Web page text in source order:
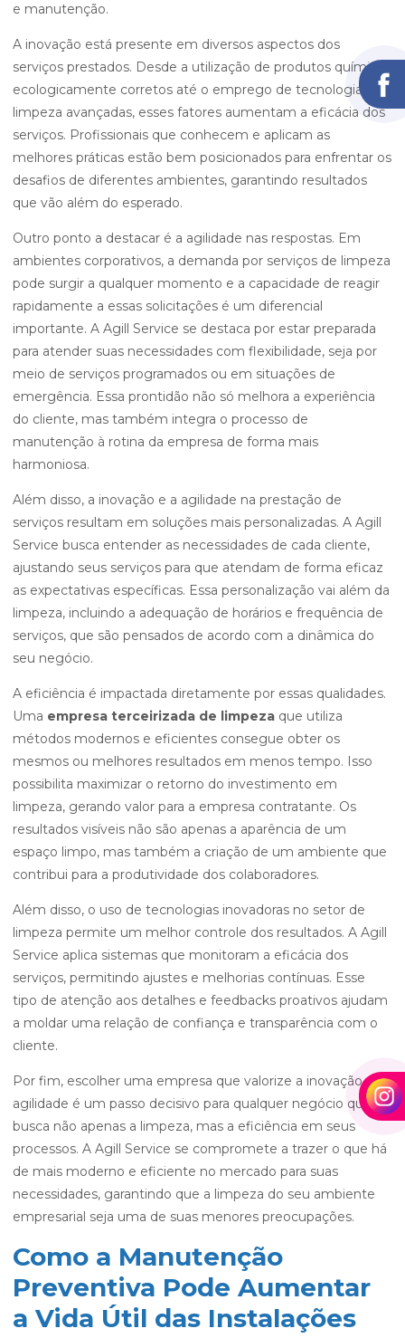
e manutenção.
A inovação está presente em diversos aspectos dos
serviços prestados. Desde a utilização de produtos químicos
ecologicamente corretos até o emprego de tecnologias de
limpeza avançadas, esses fatores aumentam a eficácia dos
serviços. Profissionais que conhecem e aplicam as
melhores práticas estão bem posicionados para enfrentar os
desafios de diferentes ambientes, garantindo resultados
que vão além do esperado.
Outro ponto a destacar é a agilidade nas respostas. Em
ambientes corporativos, a demanda por serviços de limpeza
pode surgir a qualquer momento e a capacidade de reagir
rapidamente a essas solicitações é um diferencial
importante. A Agill Service se destaca por estar preparada
para atender suas necessidades com flexibilidade, seja por
meio de serviços programados ou em situações de
emergência. Essa prontidão não só melhora a experiência
do cliente, mas também integra o processo de
manutenção à rotina da empresa de forma mais
harmoniosa.
Além disso, a inovação e a agilidade na prestação de
serviços resultam em soluções mais personalizadas. A Agill
Service busca entender as necessidades de cada cliente,
ajustando seus serviços para que atendam de forma eficaz
as expectativas específicas. Essa personalização vai além da
limpeza, incluindo a adequação de horários e frequência de
serviços, que são pensados de acordo com a dinâmica do
seu negócio.
A eficiência é impactada diretamente por essas qualidades.
Uma empresa terceirizada de limpeza que utiliza
métodos modernos e eficientes consegue obter os
mesmos ou melhores resultados em menos tempo. Isso
possibilita maximizar o retorno do investimento em
limpeza, gerando valor para a empresa contratante. Os
resultados visíveis não são apenas a aparência de um
espaço limpo, mas também a criação de um ambiente que
contribui para a produtividade dos colaboradores.
Além disso, o uso de tecnologias inovadoras no setor de
limpeza permite um melhor controle dos resultados. A Agill
Service aplica sistemas que monitoram a eficácia dos
serviços, permitindo ajustes e melhorias contínuas. Esse
tipo de atenção aos detalhes e feedbacks proativos ajudam
a moldar uma relação de confiança e transparência com o
cliente.
Por fim, escolher uma empresa que valorize a inovação e a
agilidade é um passo decisivo para qualquer negócio que
busca não apenas a limpeza, mas a eficiência em seus
processos. A Agill Service se compromete a trazer o que há
de mais moderno e eficiente no mercado para suas
necessidades, garantindo que a limpeza do seu ambiente
empresarial seja uma de suas menores preocupações.
Como a Manutenção
Preventiva Pode Aumentar
a Vida Útil das Instalações